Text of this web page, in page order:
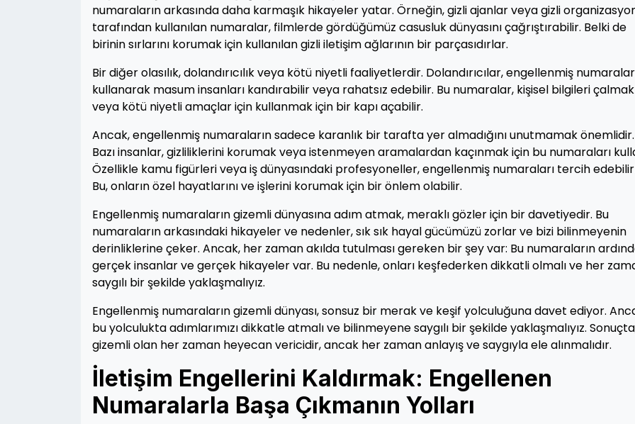
numaraların arkasında daha karmaşık hikayeler yatar. Örneğin, gizli ajanlar veya gizli
tarafından kullanılan numaralar, filmlerde gördüğümüz casusluk dünyasını çağrıştırabilir. Belki de
birinin sırlarını korumak için kullanılan gizli iletişim ağlarının bir parçasıdırlar.
Bir diğer olasılık, dolandırıcılık veya kötü niyetli faaliyetlerdir. Dolandırıcılar, engellenmiş
kullanarak masum insanları kandırabilir veya rahatsız edebilir. Bu numaralar, kişisel bilgileri çalmak
veya kötü niyetli amaçlar için kullanmak için bir kapı açabilir.
Ancak, engellenmiş numaraların sadece karanlık bir tarafta yer almadığını unutmamak önemlidir.
Bazı insanlar, gizliliklerini korumak veya istenmeyen aramalardan kaçınmak için bu numaraları
Özellikle kamu figürleri veya iş dünyasındaki profesyoneller, engellenmiş numaraları tercih
Bu, onların özel hayatlarını ve işlerini korumak için bir önlem olabilir.
Engellenmiş numaraların gizemli dünyasına adım atmak, meraklı gözler için bir davetiyedir. Bu
numaraların arkasındaki hikayeler ve nedenler, sık sık hayal gücümüzü zorlar ve bizi bilinmeyenin
derinliklerine çeker. Ancak, her zaman akılda tutulması gereken bir şey var: Bu numaraların
gerçek insanlar ve gerçek hikayeler var. Bu nedenle, onları keşfederken dikkatli olmalı ve her
saygılı bir şekilde yaklaşmalıyız.
Engellenmiş numaraların gizemli dünyası, sonsuz bir merak ve keşif yolculuğuna davet ediyor.
bu yolculukta adımlarımızı dikkatle atmalı ve bilinmeyene saygılı bir şekilde yaklaşmalıyız.
gizemli olan her zaman heyecan vericidir, ancak her zaman anlayış ve saygıyla ele alınmalıdır.
İletişim Engellerini Kaldırmak: Engellenen
Numaralarla Başa Çıkmanın Yolları